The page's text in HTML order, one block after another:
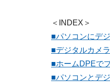
＜INDEX＞
■パソコンにデ
■デジタルカメ
■ホームDPEで
■パソコンとデ